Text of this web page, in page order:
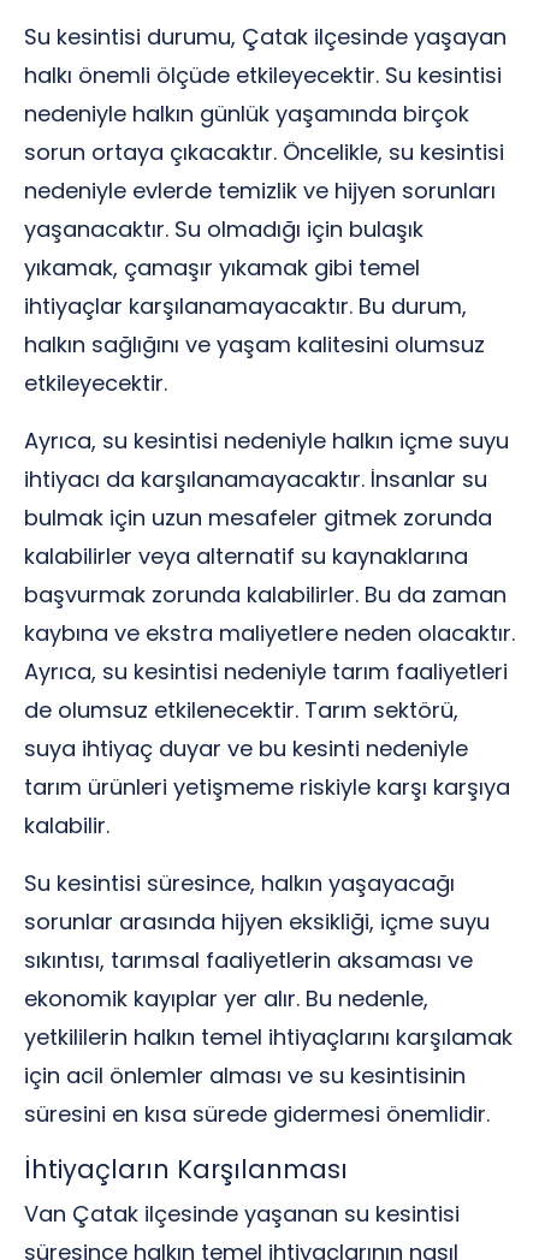
Su kesintisi durumu, Çatak ilçesinde yaşayan
halkı önemli ölçüde etkileyecektir. Su kesintisi
nedeniyle halkın günlük yaşamında birçok
sorun ortaya çıkacaktır. Öncelikle, su kesintisi
nedeniyle evlerde temizlik ve hijyen sorunları
yaşanacaktır. Su olmadığı için bulaşık
yıkamak, çamaşır yıkamak gibi temel
ihtiyaçlar karşılanamayacaktır. Bu durum,
halkın sağlığını ve yaşam kalitesini olumsuz
etkileyecektir.
Ayrıca, su kesintisi nedeniyle halkın içme suyu
ihtiyacı da karşılanamayacaktır. İnsanlar su
bulmak için uzun mesafeler gitmek zorunda
kalabilirler veya alternatif su kaynaklarına
başvurmak zorunda kalabilirler. Bu da zaman
kaybına ve ekstra maliyetlere neden olacaktır.
Ayrıca, su kesintisi nedeniyle tarım faaliyetleri
de olumsuz etkilenecektir. Tarım sektörü,
suya ihtiyaç duyar ve bu kesinti nedeniyle
tarım ürünleri yetişmeme riskiyle karşı karşıya
kalabilir.
Su kesintisi süresince, halkın yaşayacağı
sorunlar arasında hijyen eksikliği, içme suyu
sıkıntısı, tarımsal faaliyetlerin aksaması ve
ekonomik kayıplar yer alır. Bu nedenle,
yetkililerin halkın temel ihtiyaçlarını karşılamak
için acil önlemler alması ve su kesintisinin
süresini en kısa sürede gidermesi önemlidir.
İhtiyaçların Karşılanması
Van Çatak ilçesinde yaşanan su kesintisi
süresince halkın temel ihtiyaçlarının nasıl